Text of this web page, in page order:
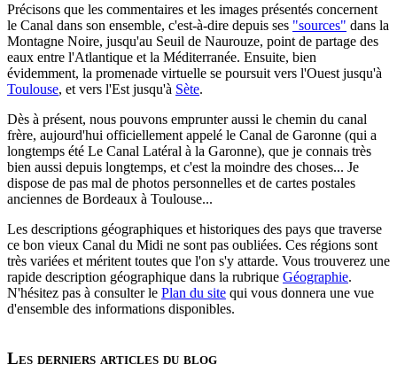
Précisons que les commentaires et les images présentés concernent
le Canal dans son ensemble, c'est-à-dire depuis ses "sources" dans la
Montagne Noire, jusqu'au Seuil de Naurouze, point de partage des
eaux entre l'Atlantique et la Méditerranée. Ensuite, bien
évidemment, la promenade virtuelle se poursuit vers l'Ouest jusqu'à
Toulouse, et vers l'Est jusqu'à Sète.
Dès à présent, nous pouvons emprunter aussi le chemin du canal
frère, aujourd'hui officiellement appelé le Canal de Garonne (qui a
longtemps été Le Canal Latéral à la Garonne), que je connais très
bien aussi depuis longtemps, et c'est la moindre des choses... Je
dispose de pas mal de photos personnelles et de cartes postales
anciennes de Bordeaux à Toulouse...
Les descriptions géographiques et historiques des pays que traverse
ce bon vieux Canal du Midi ne sont pas oubliées. Ces régions sont
très variées et méritent toutes que l'on s'y attarde. Vous trouverez une
rapide description géographique dans la rubrique Géographie.
N'hésitez pas à consulter le Plan du site qui vous donnera une vue
d'ensemble des informations disponibles.
Les derniers articles du blog